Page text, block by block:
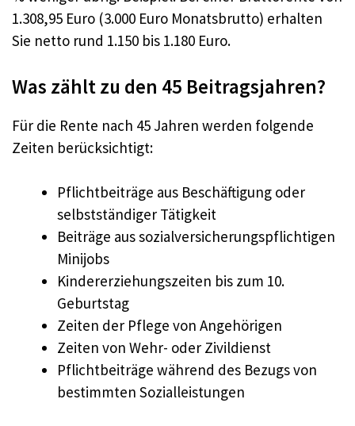
1.308,95 Euro (3.000 Euro Monatsbrutto) erhalten
Sie netto rund 1.150 bis 1.180 Euro.
Was zählt zu den 45 Beitragsjahren?
Für die Rente nach 45 Jahren werden folgende
Zeiten berücksichtigt:
Pflichtbeiträge aus Beschäftigung oder
selbstständiger Tätigkeit
Beiträge aus sozialversicherungspflichtigen
Minijobs
Kindererziehungszeiten bis zum 10.
Geburtstag
Zeiten der Pflege von Angehörigen
Zeiten von Wehr- oder Zivildienst
Pflichtbeiträge während des Bezugs von
bestimmten Sozialleistungen